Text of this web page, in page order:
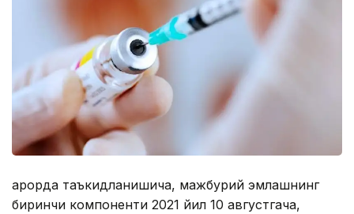
Қарорда таъкидланишича, мажбурий эмлашнинг
биринчи компоненти 2021 йил 10 августгача,